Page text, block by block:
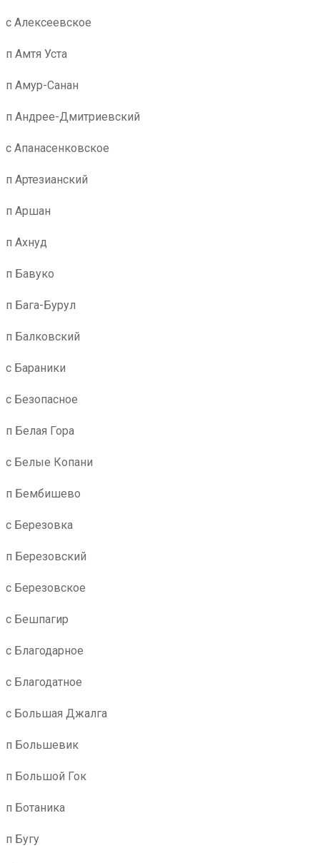
с Алексеевское
п Амтя Уста
п Амур-Санан
п Андрее-Дмитриевский
с Апанасенковское
п Артезианский
п Аршан
п Ахнуд
п Бавуко
п Бага-Бурул
п Балковский
с Бараники
с Безопасное
п Белая Гора
с Белые Копани
п Бембишево
с Березовка
п Березовский
с Березовское
с Бешпагир
с Благодарное
с Благодатное
с Большая Джалга
п Большевик
п Большой Гок
п Ботаника
п Бугу